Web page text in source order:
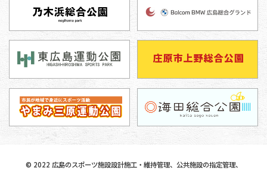
© 2022 広島のスポーツ施設設計施工・維持管理、公共施設の指定管理、